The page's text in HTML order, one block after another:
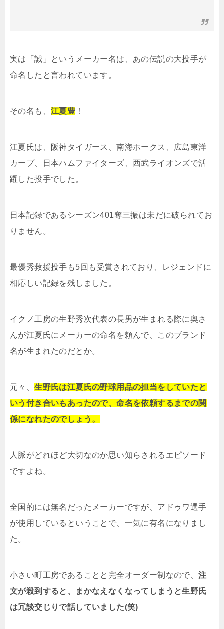
実は「誠」というメーカー名は、あの伝説の大投手が
命名したと言われています。
その名も、 江夏豊 ！
江夏氏は、阪神タイガース、南海ホークス、広島東洋
カープ、日本ハムファイターズ、西武ライオンズで活
躍した投手でした。
日本記録であるシーズン401奪三振は未だに破られてお
りません。
最優秀救援投手も5回も受賞されており、レジェンドに
相応しい記録を残しました。
イクノ工房の生野秀次代表の長男が生まれる際に奥さ
んが江夏氏にメーカーの命名を頼んで、このブランド
名が生まれたのだとか。
元々、生野氏は江夏氏の野球用品の担当をしていたと
いう付き合いもあったので、命名を依頼するまでの関
係になれたのでしょう。
人脈がどれほど大切なのか思い知らされるエピソード
ですよね。
全国的には無名だったメーカーですが、アドゥワ選手
が使用しているということで、一気に有名になりまし
た。
小さい町工房であることと完全オーダー制なので、注
文が殺到すると、まかなえなくなってしまうと生野氏
は冗談交じりで話していました(笑)